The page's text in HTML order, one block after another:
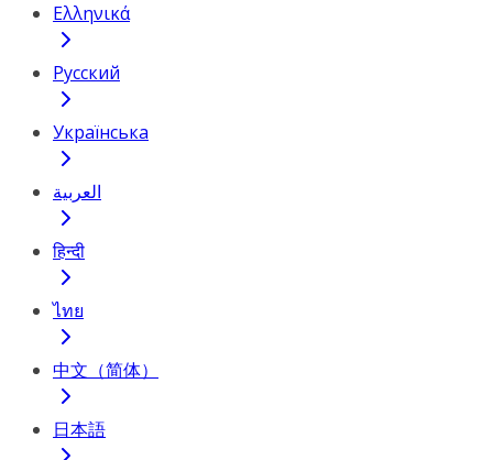
Ελληνικά
Русский
Українська
العربية
हिन्दी
ไทย
中文（简体）
日本語